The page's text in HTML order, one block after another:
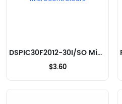
DSPIC30F2012-30I/SO Microchip Technology Microcontrôleurs
$3.60